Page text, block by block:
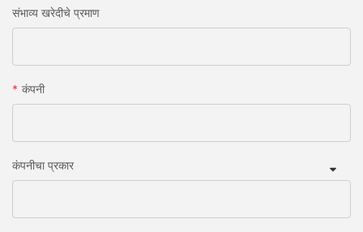
संभाव्य खरेदीचे प्रमाण
कंपनी
कंपनीचा प्रकार